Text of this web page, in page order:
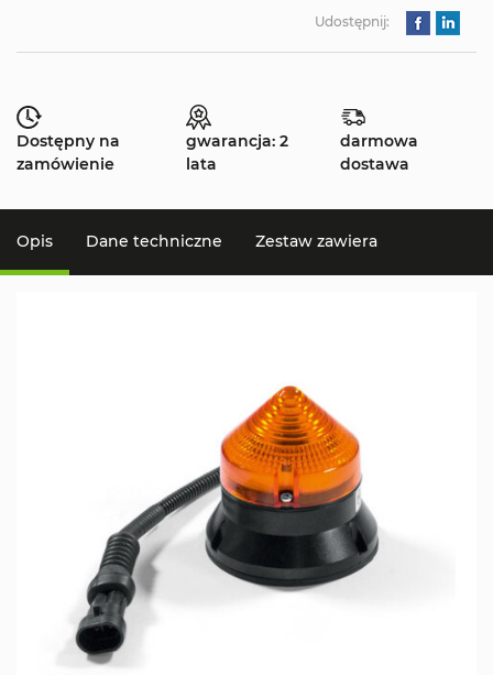
Udostępnij:
Dostępny na
zamówienie
gwarancja: 2
lata
darmowa
dostawa
Opis Dane techniczne Zestaw zawiera